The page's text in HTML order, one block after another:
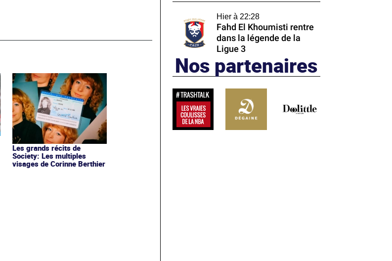
Les grands récits de
Society: Les multiples
visages de Corinne Berthier
Hier à 22:28
Fahd El Khoumisti rentre
dans la légende de la
Ligue 3
Nos partenaires